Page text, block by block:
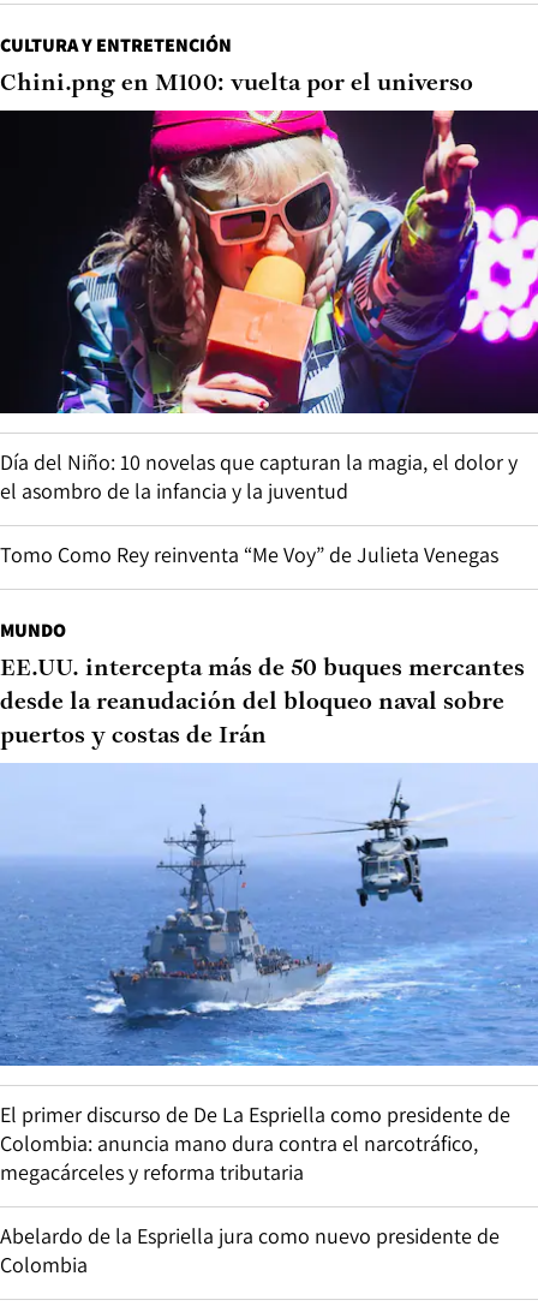
CULTURA Y ENTRETENCIÓN
Chini.png en M100: vuelta por el universo
Día del Niño: 10 novelas que capturan la magia, el dolor y
el asombro de la infancia y la juventud
Tomo Como Rey reinventa “Me Voy” de Julieta Venegas
MUNDO
EE.UU. intercepta más de 50 buques mercantes
desde la reanudación del bloqueo naval sobre
puertos y costas de Irán
El primer discurso de De La Espriella como presidente de
Colombia: anuncia mano dura contra el narcotráfico,
megacárceles y reforma tributaria
Abelardo de la Espriella jura como nuevo presidente de
Colombia